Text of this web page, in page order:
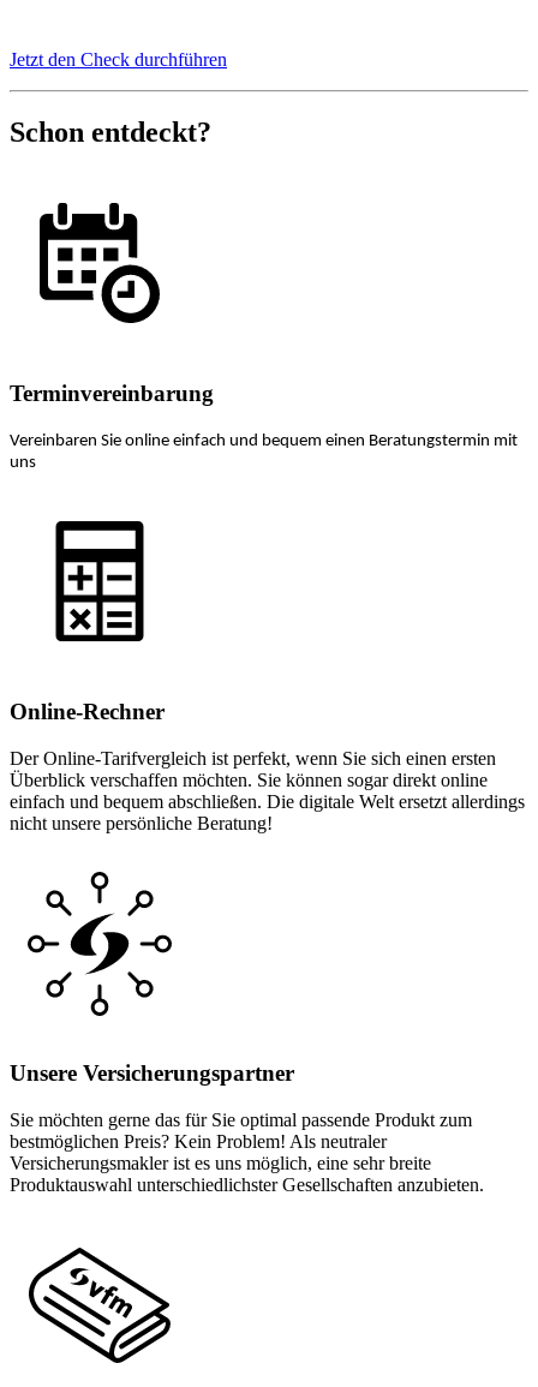
Jetzt den Check durchführen
Schon entdeckt?
Terminvereinbarung
Vereinbaren Sie online einfach und bequem einen Beratungstermin mit
uns
Online-Rechner
Der Online-Tarifvergleich ist perfekt, wenn Sie sich einen ersten
Überblick verschaffen möchten. Sie können sogar direkt online
einfach und bequem abschließen. Die digitale Welt ersetzt allerdings
nicht unsere persönliche Beratung!
Unsere Versicherungspartner
Sie möchten gerne das für Sie optimal passende Produkt zum
bestmöglichen Preis? Kein Problem! Als neutraler
Versicherungsmakler ist es uns möglich, eine sehr breite
Produktauswahl unterschiedlichster Gesellschaften anzubieten.